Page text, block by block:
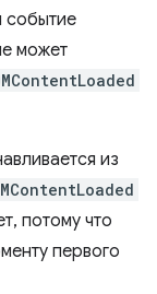
событие
может
из
потому что
первого